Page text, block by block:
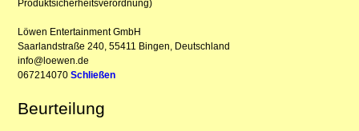
Produktsicherheitsverordnung)
Löwen Entertainment GmbH
Saarlandstraße 240, 55411 Bingen, Deutschland
info@loewen.de
067214070Schließen
Beurteilung